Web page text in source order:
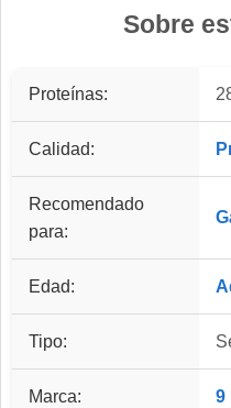
Sobre
Proteínas:
Calidad:
Recomendado
para:
Edad:
Tipo:
Marca: 9